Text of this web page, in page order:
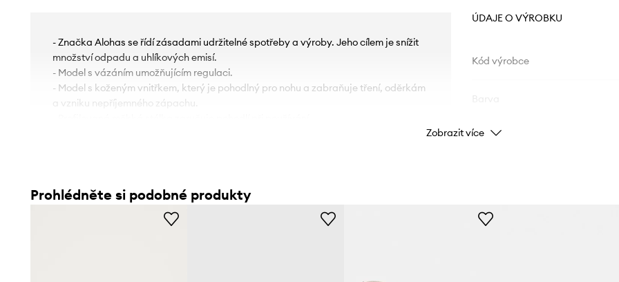
- Značka Alohas se řídí zásadami udržitelné spotřeby a výroby. Jeho cílem je snížit
množství odpadu a uhlíkových emisí.
- Model s vázáním umožňujícím regulaci.
- Model s koženým vnitřkem, který je pohodlný pro nohu a zabraňuje tření, oděrkám
a vzniku nepříjemného zápachu.
ÚDAJE O VÝROBKU
Kód výrobce
Značka
ID produktu
Zobrazit více
Prohlédněte si podobné produkty